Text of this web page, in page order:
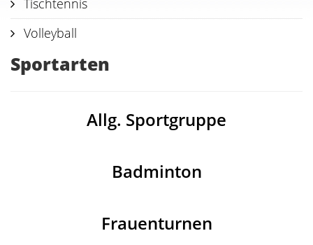
Tischtennis
Volleyball
Sportarten
Allg. Sportgruppe
Badminton
Frauenturnen